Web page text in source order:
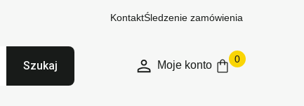
KontaktŚledzenie zamówienia
Szukaj Moje konto
0